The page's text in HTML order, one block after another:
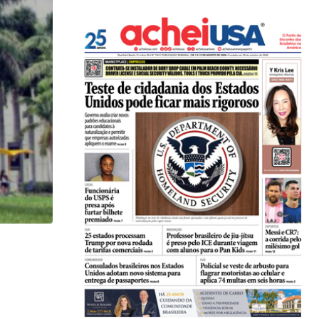
HISTÓRICO
Açaí é reconhecido oficialmente como fruto
21/01/2026